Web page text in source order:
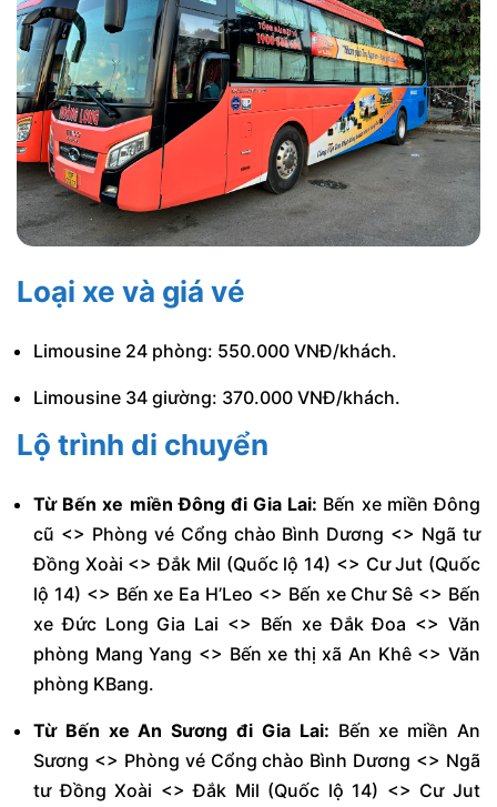
Loại xe và giá vé
Limousine 24 phòng: 550.000 VNĐ/khách.
Limousine 34 giường: 370.000 VNĐ/khách.
Lộ trình di chuyển
Từ Bến xe miền Đông đi Gia Lai: Bến xe miền Đông
cũ <> Phòng vé Cổng chào Bình Dương <> Ngã tư
Đồng Xoài <> Đắk Mil (Quốc lộ 14) <> Cư Jut (Quốc
lộ 14) <> Bến xe Ea H’Leo <> Bến xe Chư Sê <> Bến
xe Đức Long Gia Lai <> Bến xe Đắk Đoa <> Văn
phòng Mang Yang <> Bến xe thị xã An Khê <> Văn
phòng KBang.
Từ Bến xe An Sương đi Gia Lai: Bến xe miền An
Sương <> Phòng vé Cổng chào Bình Dương <> Ngã
tư Đồng Xoài <> Đắk Mil (Quốc lộ 14) <> Cư Jut